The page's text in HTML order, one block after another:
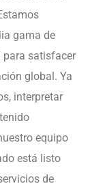
gama de
para satisfacer
global. Ya
interpretar
equipo
está listo
de